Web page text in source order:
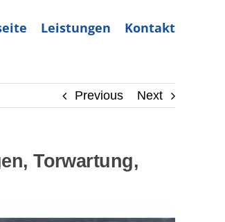
Leistungen Kontakt
Previous Next
Torwartung,